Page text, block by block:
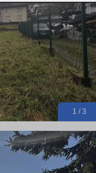
1 / 3